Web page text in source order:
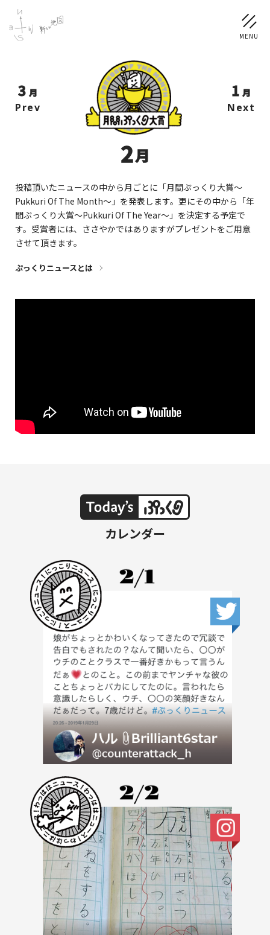
NEWS
SCHEDULE
稲垣 吾郎 草彅 剛 香取 慎吾
DISCOGRAPHY
CHIZUSHOP
お問い合わせ
メールマガジン登録/解除
3 月
Prev
1 月
Next
2月
投稿頂いたニュースの中から月ごとに「月間ぷっくり大賞〜
Pukkuri Of The Month〜」を発表します。更にその中から「年
間ぷっくり大賞〜Pukkuri Of The Year〜」を決定する予定で
す。受賞者には、ささやかではありますがプレゼントをご用意
させて頂きます。
ぷっくりニュースとは
カレンダー